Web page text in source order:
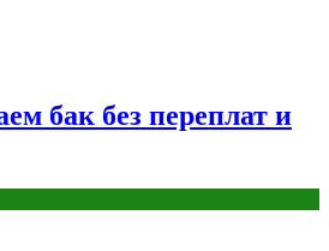
бак без переплат и